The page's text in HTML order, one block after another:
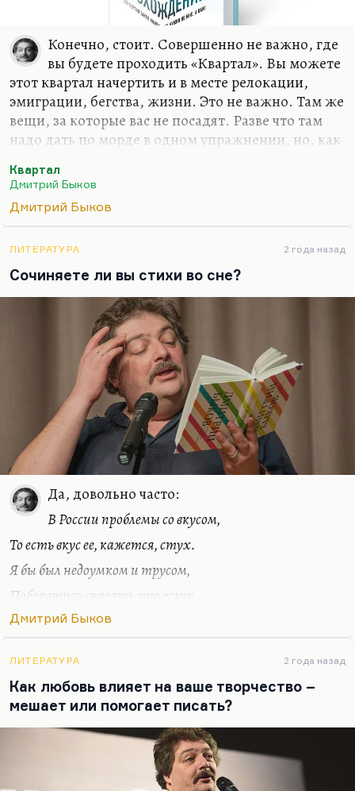
Конечно, стоит. Совершенно не важно, где
вы будете проходить «Квартал». Вы можете
этот квартал начертить и в месте релокации,
эмиграции, бегства, жизни. Это не важно. Там же
вещи, за которые вас не посадят. Разве что там
надо дать по морде в одном упражнении, но, как
ведь проходится с единственной целью –
вырваться из привычных связей.
какому принципу построены все эти упражнения.
Надо вырвать себя из паутины ложных связей, из
цепочек ложных долгов, из обязательств, из
квазиважных дел. «Квартал» превращает вашу
жизнь на время в тотальный разрыв. Причем
«Квартал» можно проходить с женой, с…
Квартал
Дмитрий Быков
Дмитрий Быков
ЛИТЕРАТУРА 2 года назад
Сочиняете ли вы стихи во сне?
Да, довольно часто:
В России проблемы со вкусом,
То есть вкус ее, кажется, стух.
Я бы был недоумком и трусом,
Побоявшись сказать это вслух.
Вот проснулся и записал. Я сделал из этого
полубредовые, но, может быть, гениальные
озарения:
Мы делаем чаши, но чаши не цель;
Учил же нас Кроули, тот, что Алистер,
Что вся наша жизнь – бесконечная щель,
В которую чаша должна провалиться.
Дмитрий Быков
ЛИТЕРАТУРА 2 года назад
Как любовь влияет на ваше творчество –
мешает или помогает писать?